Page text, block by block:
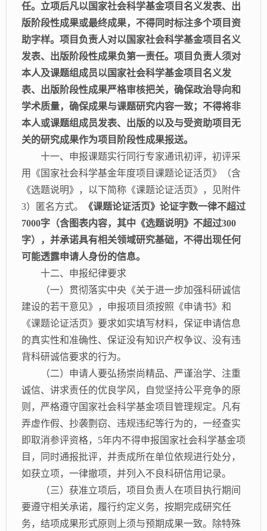
任。立项后凡以国家社会科学基金项目名义发表、出
版阶段性成果或最终成果，不得同时标注多个项目资
助字样。项目负责人对以国家社会科学基金项目名义
发表、出版阶段性成果负第一责任。项目负责人须对
本人及课题组成员以国家社会科学基金项目名义发
表、出版阶段性成果严格审核把关，确保政治导向和
学术质量，确保成果与课题研究内容一致；不得将非
本人或课题组成员发表、出版的以及与受资助项目无
关的研究成果作为项目阶段性成果报送。
十一、申报课题实行同行专家通讯初评，初评采
用《国家社会科学基金年度项目课题论证活页》（含
《选题说明》，以下简称《课题论证活页》，见附件
3）匿名方式。
《课题论证活页》论证字数一律不超过
7000字（含图表内容，其中《选题说明》不超过300
字），并承诺具有相关领域研究基础，不得出现任何
可能透露申请人身份的信息。
十二、申报纪律要求
（一）贯彻落实中央《关于进一步加强科研诚信
建设的若干意见》，申报项目须按照《申请书》和
《课题论证活页》要求如实填写材料，保证申请信息
的真实性和准确性、保证没有知识产权争议、没有违
背科研诚信要求的行为。
（二）申请人要弘扬崇尚精品、严谨治学、注重
诚信、讲求责任的优良学风，自觉坚持公平竞争的原
则，严格遵守国家社会科学基金项目管理规定。凡有
弄虚作假、抄袭剽窃、违规违纪等行为的，一经查实
即取消参评资格， 5年内不得申报国家社会科学基金项
目，同时通报批评，并责成所在单位依规进行处分，
如获立项，一律撤项，并列入不良科研信用记录。
（三）获准立项后，项目负责人在项目执行期间
要遵守相关承诺，履行约定义务，按期完成研究任
务，结项成果形式原则上须与预期成果一致。除特殊